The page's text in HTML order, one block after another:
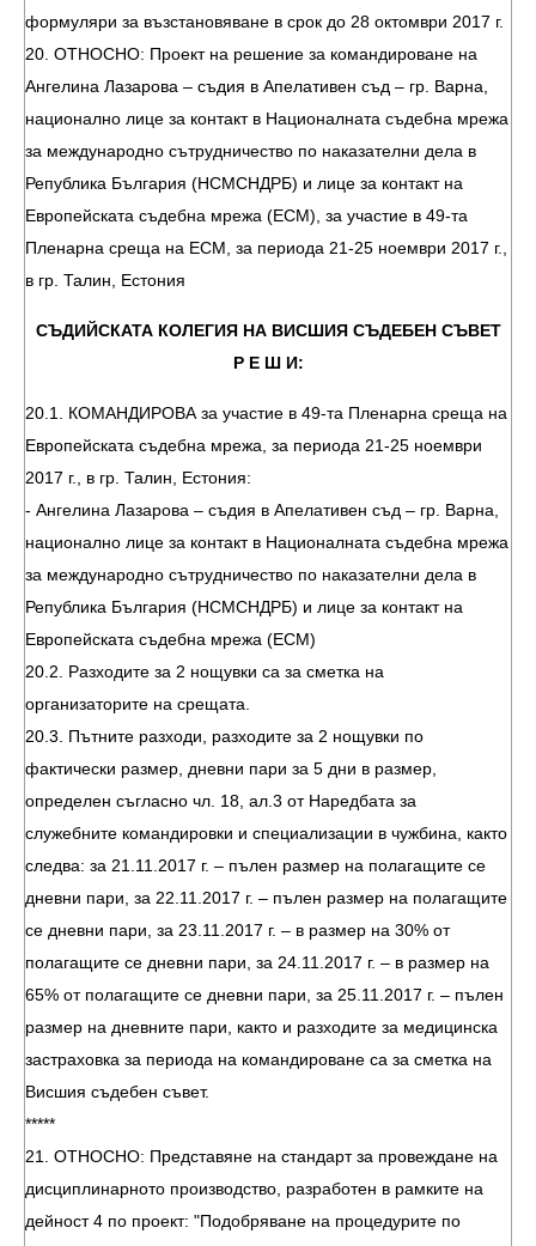
формуляри за възстановяване в срок до 28 октомври 2017 г.
20. ОТНОСНО: Проект на решение за командироване на
Ангелина Лазарова – съдия в Апелативен съд – гр. Варна,
национално лице за контакт в Националната съдебна мрежа
за международно сътрудничество по наказателни дела в
Република България (НСМСНДРБ) и лице за контакт на
Европейската съдебна мрежа (ЕСМ), за участие в 49-та
Пленарна среща на ЕСМ, за периода 21-25 ноември 2017 г.,
в гр. Талин, Естония
СЪДИЙСКАТА КОЛЕГИЯ НА ВИСШИЯ СЪДЕБЕН СЪВЕТ
Р Е Ш И:
20.1. КОМАНДИРОВА за участие в 49-та Пленарна среща на
Европейската съдебна мрежа, за периода 21-25 ноември
2017 г., в гр. Талин, Естония:
- Ангелина Лазарова – съдия в Апелативен съд – гр. Варна,
национално лице за контакт в Националната съдебна мрежа
за международно сътрудничество по наказателни дела в
Република България (НСМСНДРБ) и лице за контакт на
Европейската съдебна мрежа (ЕСМ)
20.2. Разходите за 2 нощувки са за сметка на
организаторите на срещата.
20.3. Пътните разходи, разходите за 2 нощувки по
фактически размер, дневни пари за 5 дни в размер,
определен съгласно чл. 18, ал.3 от Наредбата за
служебните командировки и специализации в чужбина, както
следва: за 21.11.2017 г. – пълен размер на полагащите се
дневни пари, за 22.11.2017 г. – пълен размер на полагащите
се дневни пари, за 23.11.2017 г. – в размер на 30% от
полагащите се дневни пари, за 24.11.2017 г. – в размер на
65% от полагащите се дневни пари, за 25.11.2017 г. – пълен
размер на дневните пари, както и разходите за медицинска
застраховка за периода на командироване са за сметка на
Висшия съдебен съвет.
*****
21. ОТНОСНО: Представяне на стандарт за провеждане на
дисциплинарното производство, разработен в рамките на
дейност 4 по проект: "Подобряване на процедурите по